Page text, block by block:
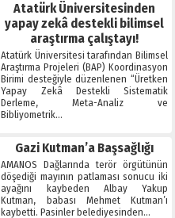
Atatürk Üniversitesinden
yapay zekâ destekli bilimsel
araştırma çalıştayı!
Atatürk Üniversitesi tarafından Bilimsel
Araştırma Projeleri (BAP) Koordinasyon
Birimi desteğiyle düzenlenen “Üretken
Yapay Zekâ Destekli Sistematik
Derleme, Meta-Analiz ve
Bibliyometrik…
Gazi Kutman’a Başsağlığı
AMANOS Dağlarında terör örgütünün
döşediği mayının patlaması sonucu iki
ayağını kaybeden Albay Yakup
Kutman, babası Mehmet Kutman’ı
kaybetti. Pasinler belediyesinden…